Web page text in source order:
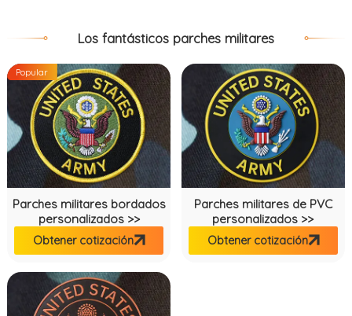
Los fantásticos parches militares
Popular
Parches militares bordados
personalizados >>
Obtener cotización
Parches militares de PVC
personalizados >>
Obtener cotización